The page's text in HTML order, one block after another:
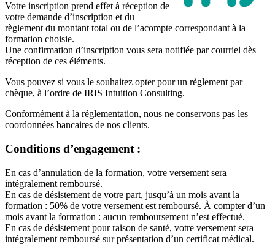
Votre inscription prend effet à réception de
votre demande d’inscription et du
règlement du montant total ou de l’acompte correspondant à la
formation choisie.
Une confirmation d’inscription vous sera notifiée par courriel dès
réception de ces éléments.
Vous pouvez si vous le souhaitez opter pour un règlement par
chèque, à l’ordre de IRIS Intuition Consulting.
Conformément à la réglementation, nous ne conservons pas les
coordonnées bancaires de nos clients.
Conditions d’engagement :
En cas d’annulation de la formation, votre versement sera
intégralement remboursé.
En cas de désistement de votre part, jusqu’à un mois avant la
formation : 50% de votre versement est remboursé. À compter d’un
mois avant la formation : aucun remboursement n’est effectué.
En cas de désistement pour raison de santé, votre versement sera
intégralement remboursé sur présentation d’un certificat médical.